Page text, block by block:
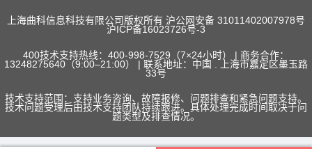
上海曲科信息科技有限公司版权所有 沪公网安备 31011402007978号
沪ICP备16023726号-3
400技术支持热线：400-998-7529（7×24小时） | 商务合作：
13248275640（9:00–21:00） | 联系地址：中国 . 上海市嘉定区墨玉路
33号
技术支持范围：支持业务咨询、故障报修、问题排查和紧急问题支持。
技术问题受理后由技术支持团队持续跟进。具体处理完成时间取决于问
题类型及排查情况。